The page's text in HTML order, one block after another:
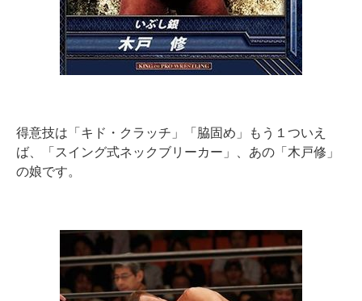
得意技は「キド・クラッチ」「脇固め」もう１ついえ
ば、「スイング式ネックブリーカー」、あの「木戸修」
の娘です。